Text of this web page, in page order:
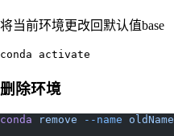
将当前环境更改回默认值base
conda activate
删除环境
conda remove --name oldName